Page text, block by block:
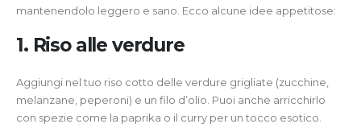
mantenendolo leggero e sano. Ecco alcune idee appetitose:
1. Riso alle verdure
Aggiungi nel tuo riso cotto delle verdure grigliate (zucchine,
melanzane, peperoni) e un filo d’olio. Puoi anche arricchirlo
con spezie come la paprika o il curry per un tocco esotico.